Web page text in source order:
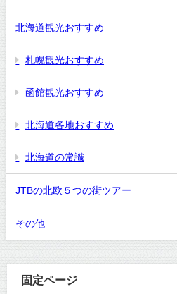
北海道観光おすすめ
札幌観光おすすめ
函館観光おすすめ
北海道各地おすすめ
北海道の常識
JTBの北欧５つの街ツアー
その他
固定ページ